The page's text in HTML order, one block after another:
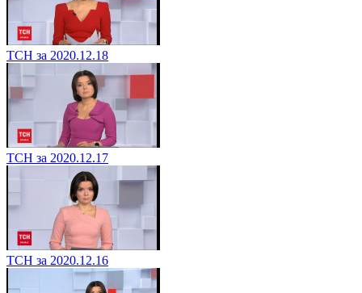
ТСН за 2020.12.18
ТСН за 2020.12.17
ТСН за 2020.12.16